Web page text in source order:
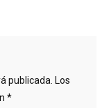
publicada. Los
*